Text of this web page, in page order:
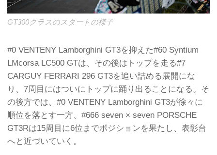
GT300クラスのスタートの様子
#0 VENTENY Lamborghini GT3を抑えた#60 Syntium
LMcorsa LC500 GTは、その後はトップを走る#7
CARGUY FERRARI 296 GT3を追い詰める展開にな
り、7周目にはついにトップに踊り出ることになる。そ
の後方では、#0 VENTENY Lamborghini GT3が徐々に
順位を落とす一方、#666 seven × seven PORSCHE
GT3Rは15周目に6位までポジションを果たし、表彰台
へと近づいていく。